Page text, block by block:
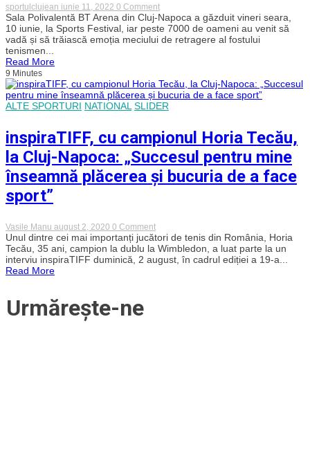
sportulclujean iunie 11, 2022 0 Commenton
Horia
Tecău
s-
a
în
fața
a
peste
de
oameni
BT
Arena,
la
Jucătorul
și-
a
lansat
Sala Polivalentă BT Arena din Cluj-Napoca a găzduit vineri seara,
10 iunie, la Sports Festival, iar peste 7000 de oameni au venit să
vadă și să trăiască emoția meciului de retragere al fostului
tenismen...
Read More
9 Minutes
ALTE SPORTURI NATIONAL SLIDER
inspiraTIFF, cu campionul Horia Tecău,
la Cluj-Napoca: „Succesul pentru mine
înseamnă plăcerea și bucuria de a face
sport”
Vasile Manu august 2, 2020 0 Commenton
inspiraTIFF,
cu
campionul
Horia
Unul dintre cei mai importanți jucători de tenis din România, Horia
Tecău, 35 ani, campion la dublu la Wimbledon, a luat parte la un
interviu inspiraTIFF duminică, 2 august, în cadrul ediției a 19-a...
Read More
Urmărește-ne